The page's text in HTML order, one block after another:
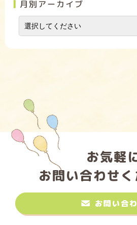
月別アーカイブ
お気軽
お問い合わせく
お問い合